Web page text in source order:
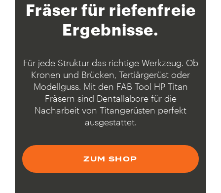
Fräser für riefenfreie
Ergebnisse.
Für jede Struktur das richtige Werkzeug. Ob
Kronen und Brücken, Tertiärgerüst oder
Modellguss. Mit den FAB Tool HP Titan
Fräsern sind Dentallabore für die
Nacharbeit von Titangerüsten perfekt
ausgestattet.
ZUM SHOP